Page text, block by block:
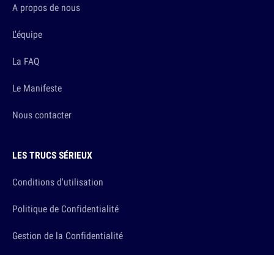
A propos de nous
L'équipe
La FAQ
Le Manifeste
Nous contacter
LES TRUCS SÉRIEUX
Conditions d'utilisation
Politique de Confidentialité
Gestion de la Confidentialité